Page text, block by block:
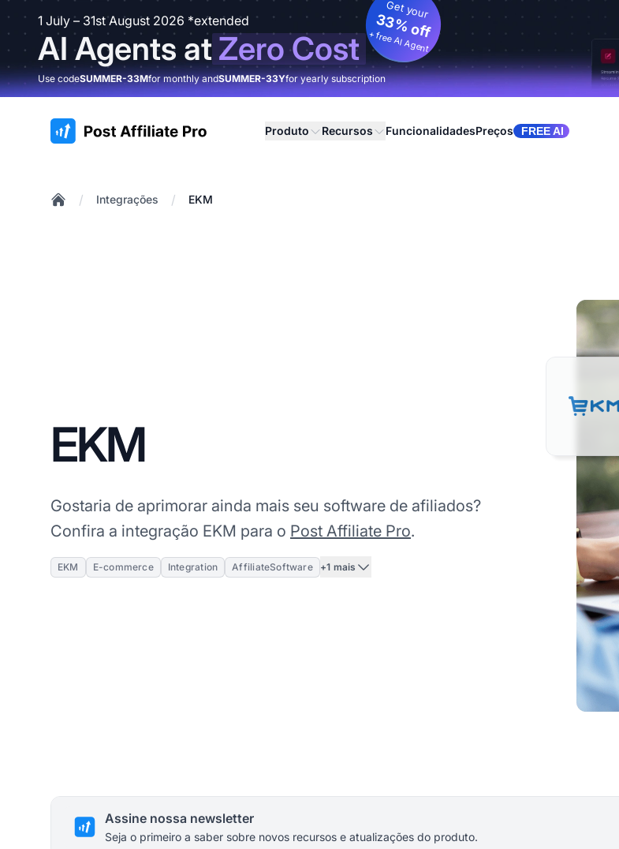
1 July – 31st August 2026 *extended
AI Agents atZero Cost
Get your
33% off
+ free AI Agent
Use codeSUMMER-33Mfor monthly andSUMMER-33Yfor yearly subscription
:site.title Produto Recursos FuncionalidadesPreços FREE AI
/ Integrações / EKM
EKM
Gostaria de aprimorar ainda mais seu software de afiliados?
Confira a integração EKM para o Post Affiliate Pro.
EKM E-commerce Integration AffiliateSoftware +1 mais
Assine nossa newsletter
Seja o primeiro a saber sobre novos recursos e atualizações do produto.